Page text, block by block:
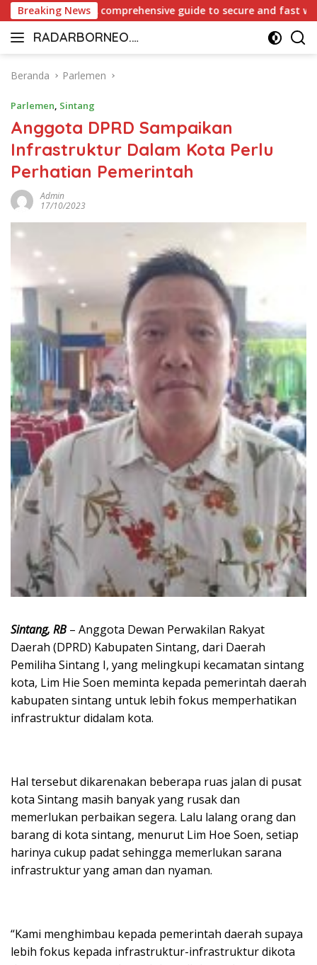
Langsung
ke
konten
Breaking News
A comprehensive guide to secure and fast
RADARBORNEO.I
Radarnya
Beranda
Parlemen
Parlemen, Sintang
Anggota DPRD Sampaikan
Infrastruktur Dalam Kota Perlu
Perhatian Pemerintah
Admin
17/10/2023
Sintang, RB – Anggota Dewan Perwakilan Rakyat
Daerah (DPRD) Kabupaten Sintang, dari Daerah
Pemiliha Sintang I, yang melingkupi kecamatan sintang
kota, Lim Hie Soen meminta kepada pemerintah daerah
kabupaten sintang untuk lebih fokus memperhatikan
infrastruktur didalam kota.
Hal tersebut dikarenakan beberapa ruas jalan di pusat
kota Sintang masih banyak yang rusak dan
memerlukan perbaikan segera. Lalu lalang orang dan
barang di kota sintang, menurut Lim Hoe Soen, setiap
harinya cukup padat sehingga memerlukan sarana
infrastruktur yang aman dan nyaman.
“Kami menghimbau kepada pemerintah daerah supaya
lebih fokus kepada infrastruktur-infrastruktur dikota